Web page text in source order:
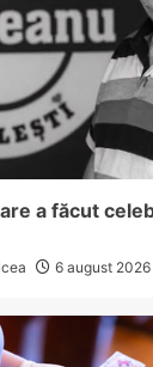
a făcut
6 august 2026